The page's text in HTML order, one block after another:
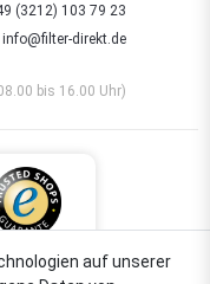
(3212) 103 79 23
direkt.de
bis 16.00 Uhr)
auf unserer